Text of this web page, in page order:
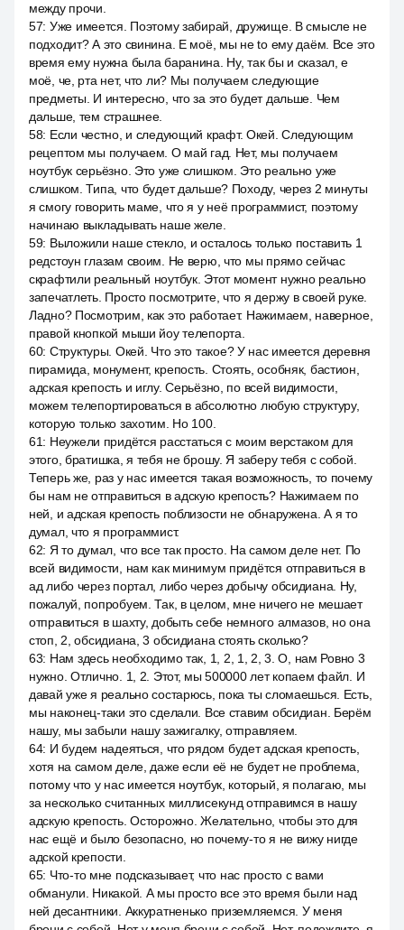
между прочи.
57: Уже имеется. Поэтому забирай, дружище. В смысле не
подходит? А это свинина. Е моё, мы не to ему даём. Все это
время ему нужна была баранина. Ну, так бы и сказал, е
моё, че, рта нет, что ли? Мы получаем следующие
предметы. И интересно, что за это будет дальше. Чем
дальше, тем страшнее.
58: Если честно, и следующий крафт. Окей. Следующим
рецептом мы получаем. О май гад. Нет, мы получаем
ноутбук серьёзно. Это уже слишком. Это реально уже
слишком. Типа, что будет дальше? Походу, через 2 минуты
я смогу говорить маме, что я у неё программист, поэтому
начинаю выкладывать наше желе.
59: Выложили наше стекло, и осталось только поставить 1
редстоун глазам своим. Не верю, что мы прямо сейчас
скрафтили реальный ноутбук. Этот момент нужно реально
запечатлеть. Просто посмотрите, что я держу в своей руке.
Ладно? Посмотрим, как это работает. Нажимаем, наверное,
правой кнопкой мыши йоу телепорта.
60: Структуры. Окей. Что это такое? У нас имеется деревня
пирамида, монумент, крепость. Стоять, особняк, бастион,
адская крепость и иглу. Серьёзно, по всей видимости,
можем телепортироваться в абсолютно любую структуру,
которую только захотим. Но 100.
61: Неужели придётся расстаться с моим верстаком для
этого, братишка, я тебя не брошу. Я заберу тебя с собой.
Теперь же, раз у нас имеется такая возможность, то почему
бы нам не отправиться в адскую крепость? Нажимаем по
ней, и адская крепость поблизости не обнаружена. А я то
думал, что я программист.
62: Я то думал, что все так просто. На самом деле нет. По
всей видимости, нам как минимум придётся отправиться в
ад либо через портал, либо через добычу обсидиана. Ну,
пожалуй, попробуем. Так, в целом, мне ничего не мешает
отправиться в шахту, добыть себе немного алмазов, но она
стоп, 2, обсидиана, 3 обсидиана стоять сколько?
63: Нам здесь необходимо так, 1, 2, 1, 2, 3. О, нам Ровно 3
нужно. Отлично. 1, 2. Этот, мы 500000 лет копаем файл. И
давай уже я реально состарюсь, пока ты сломаешься. Есть,
мы наконец-таки это сделали. Все ставим обсидиан. Берём
нашу, мы забыли нашу зажигалку, отправляем.
64: И будем надеяться, что рядом будет адская крепость,
хотя на самом деле, даже если её не будет не проблема,
потому что у нас имеется ноутбук, который, я полагаю, мы
за несколько считанных миллисекунд отправимся в нашу
адскую крепость. Осторожно. Желательно, чтобы это для
нас ещё и было безопасно, но почему-то я не вижу нигде
адской крепости.
65: Что-то мне подсказывает, что нас просто с вами
обманули. Никакой. А мы просто все это время были над
ней десантники. Аккуратненько приземляемся. У меня